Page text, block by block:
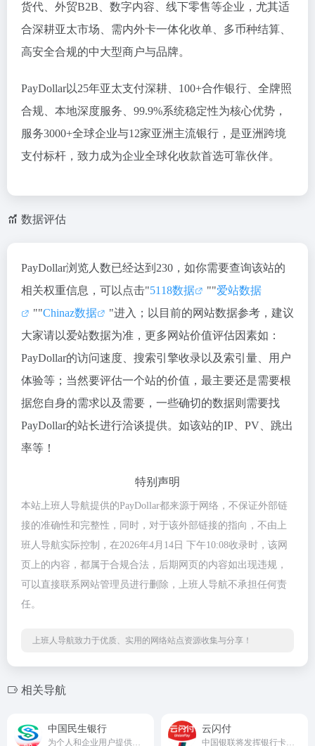
货代、外贸B2B、数字内容、线下零售等企业，尤其适
合深耕亚太市场、需内外卡一体化收单、多币种结算、
高安全合规的中大型商户与品牌。
PayDollar以25年亚太支付深耕、100+合作银行、全牌照
合规、本地深度服务、99.9%系统稳定性为核心优势，
服务3000+全球企业与12家亚洲主流银行 ，是亚洲跨境
支付标杆 ，致力成为企业全球化收款首选可靠伙伴。
数据评估
PayDollar浏览人数已经达到230，如你需要查询该站的
相关权重信息，可以点击"5118数据 ""爱站数据
""Chinaz数据
"进入；以目前的网站数据参考，建议
大家请以爱站数据为准，更多网站价值评估因素如：
PayDollar的访问速度、搜索引擎收录以及索引量、用户
体验等；当然要评估一个站的价值，最主要还是需要根
据您自身的需求以及需要，一些确切的数据则需要找
PayDollar的站长进行洽谈提供。如该站的IP、PV、跳出
率等！
特别声明
本站上班人导航提供的PayDollar都来源于网络，不保证外部链
接的准确性和完整性，同时，对于该外部链接的指向，不由上
班人导航实际控制，在2026年4月14日 下午10:08收录时，该网
页上的内容，都属于合规合法，后期网页的内容如出现违规，
可以直接联系网站管理员进行删除，上班人导航不承担任何责
任。
上班人导航致力于优质、实用的网络站点资源收集与分享！
相关导航
中国民生银行 云闪付